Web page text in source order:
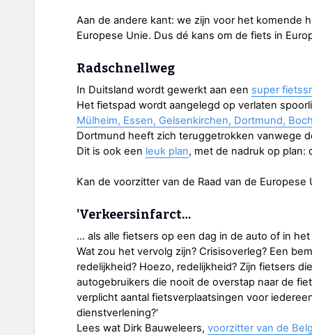
Aan de andere kant: we zijn voor het komende
Europese Unie. Dus dé kans om de fiets in
Radschnellweg
In Duitsland wordt gewerkt aan een super
Het fietspad wordt aangelegd op verlaten
Mülheim, Essen, Gelsenkirchen, Dortmund,
Dortmund heeft zich teruggetrokken vanwege
Dit is ook een leuk plan, met de nadruk op plan:
Kan de voorzitter van de Raad van de
'Verkeersinfarct…
… als alle fietsers op een dag in de auto of in
Wat zou het vervolg zijn? Crisisoverleg? Een
redelijkheid? Hoezo, redelijkheid? Zijn fietsers
autogebruikers die nooit de overstap naar de
verplicht aantal fietsverplaatsingen voor
dienstverlening?'
Lees wat Dirk Bauweleers, voorzitter van de